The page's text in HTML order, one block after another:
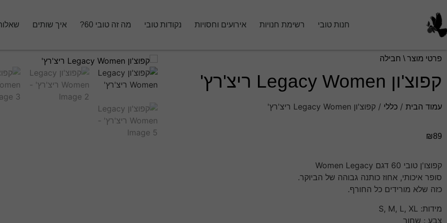
חנות טובי רשימת חנויות אירועים וחסויות נקודות טובי מה זה טובי 60? איך שותים
פרטי מוצר \ חבילה
קפוצ'ון Legacy Women ריצ'רץ'
עמוד הבית / כללי / קפוצ'ון Legacy Women ריצ'רץ'
₪89
קפוצו'ן טובי 60 דגם Women Legacy
סופר איכותי, אחוז כותנה גבוהה של הביוקר.
כזה שלא מורידים כל החורף.
מידות: S, M, L, XL
צבע : שחור